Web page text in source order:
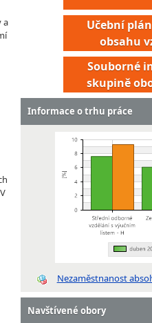
a
Učební
obsahu
Souborné
skupině
Informace o trhu práce
Nezaměstnanost
Navštívené obory